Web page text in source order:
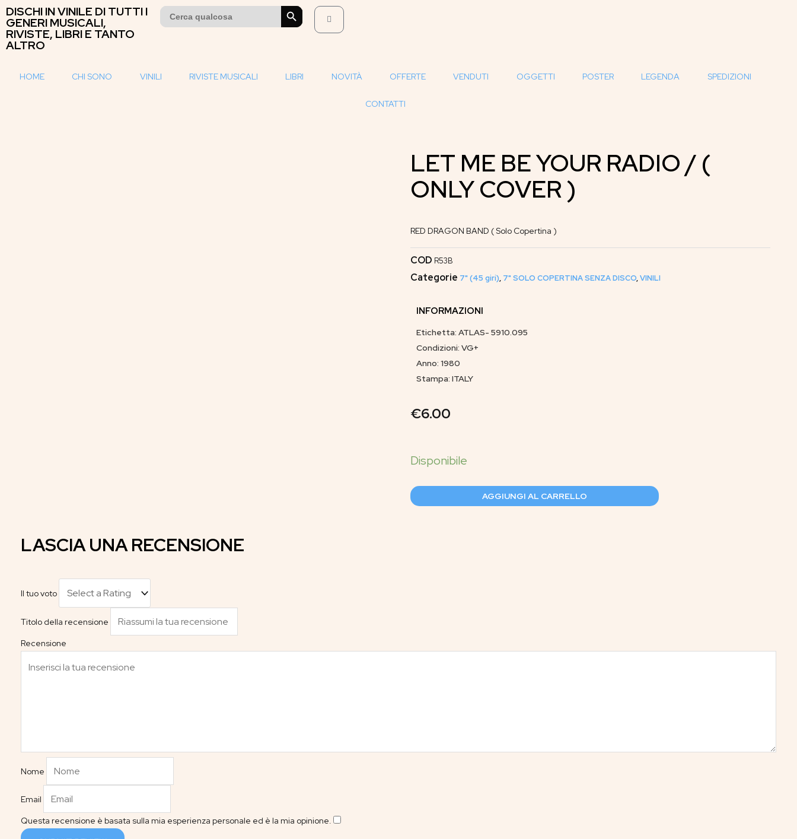
DISCHI IN VINILE DI TUTTI I
GENERI MUSICALI,
RIVISTE, LIBRI E TANTO
ALTRO
Search
for:
SEARCH BUTTON
HOME CHI SONO VINILI RIVISTE MUSICALI LIBRI NOVITÀ OFFERTE VENDUTI OGGETTI POSTER LEGENDA SPEDIZIONI
CONTATTI
LET ME BE YOUR RADIO / (
ONLY COVER )
RED DRAGON BAND ( Solo Copertina )
COD R53B
Categorie 7" (45 giri), 7" SOLO COPERTINA SENZA DISCO,VINILI
INFORMAZIONI
Etichetta: ATLAS- 5910.095
Condizioni: VG+
Anno: 1980
Stampa: ITALY
€6.00
AGGIUNGI AL CARRELLO
LASCIA UNA RECENSIONE
Il tuo voto
Titolo della recensione
Recensione
Nome
Email
Questa recensione è basata sulla mia esperienza personale ed è la mia opinione.